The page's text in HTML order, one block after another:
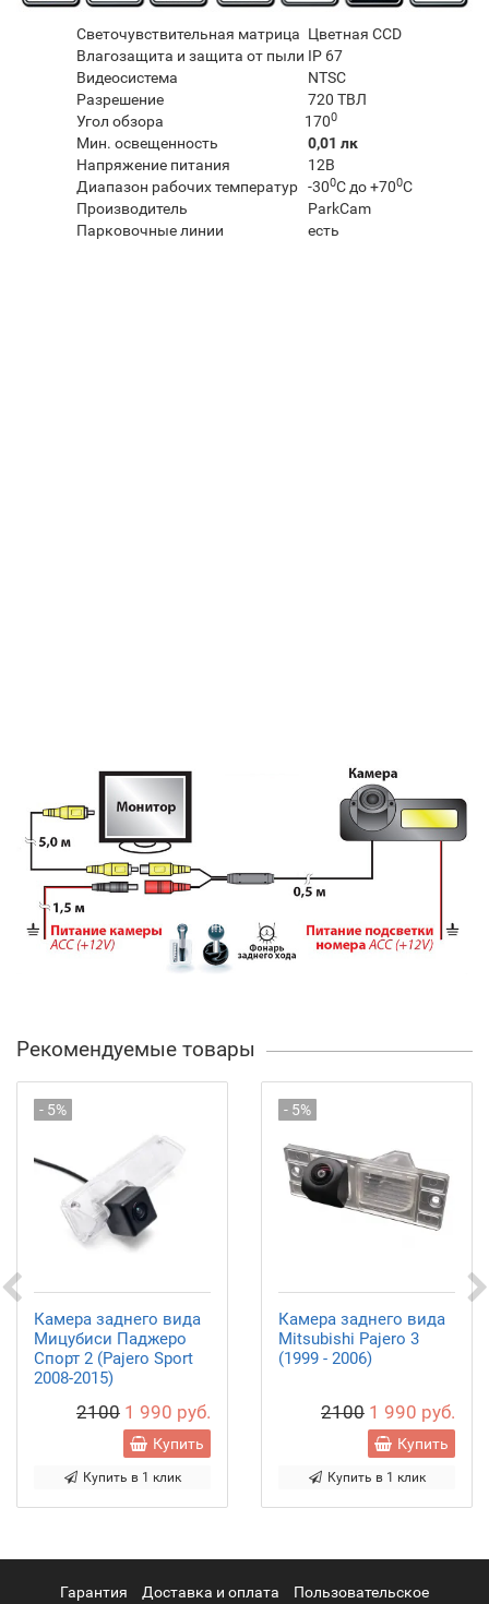
Светочувствительная матрица Цветная CCD
Влагозащита и защита от пыли IP 67
Видеосистема
NTSC
Разрешение
720 ТВЛ
Угол обзора
1700
Мин. освещенность
0,01 лк
Напряжение питания
12В
Диапазон рабочих температур -300C до +700C
Производитель
ParkCam
Парковочные линии
есть
Рекомендуемые товары
- 5%
Камера заднего вида
Мицубиси Паджеро
Спорт 2 (Pajero Sport
2008-2015)
2100 1 990 руб.
Купить
Купить в 1 клик
- 5%
Камера заднего вида
Mitsubishi Pajero 3
(1999 - 2006)
2100 1 990 руб.
Купить
Купить в 1 клик
Гарантия Доставка и оплата Пользовательское